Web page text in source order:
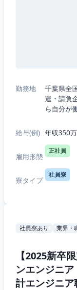
勤務地
千葉県全
遣・請負
ら自分が
R&D（化
給与(例) 年収350
雇用形態
正社員
寮タイプ
社員寮
社員寮あり 業界・
【2025新卒
ンエンジニ
計エンジニア